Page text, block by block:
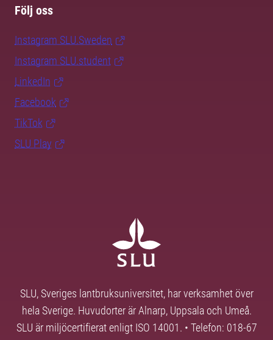
Följ oss
Instagram SLU.Sweden
Instagram SLU.student
LinkedIn
Facebook
TikTok
SLU Play
SLU, Sveriges lantbruksuniversitet, har verksamhet över
hela Sverige. Huvudorter är Alnarp, Uppsala och Umeå.
SLU är miljöcertifierat enligt ISO 14001. • Telefon: 018-67